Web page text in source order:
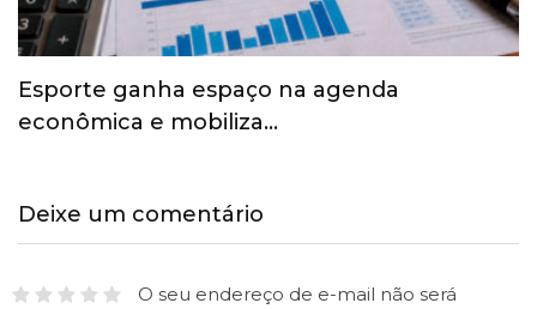
Esporte ganha espaço na agenda
econômica e mobiliza…
Deixe um comentário
O seu endereço de e-mail não será